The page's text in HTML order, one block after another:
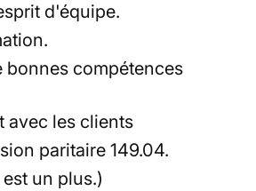
d'équipe.
bonnes compétences
avec les clients
paritaire 149.04.
un plus.)